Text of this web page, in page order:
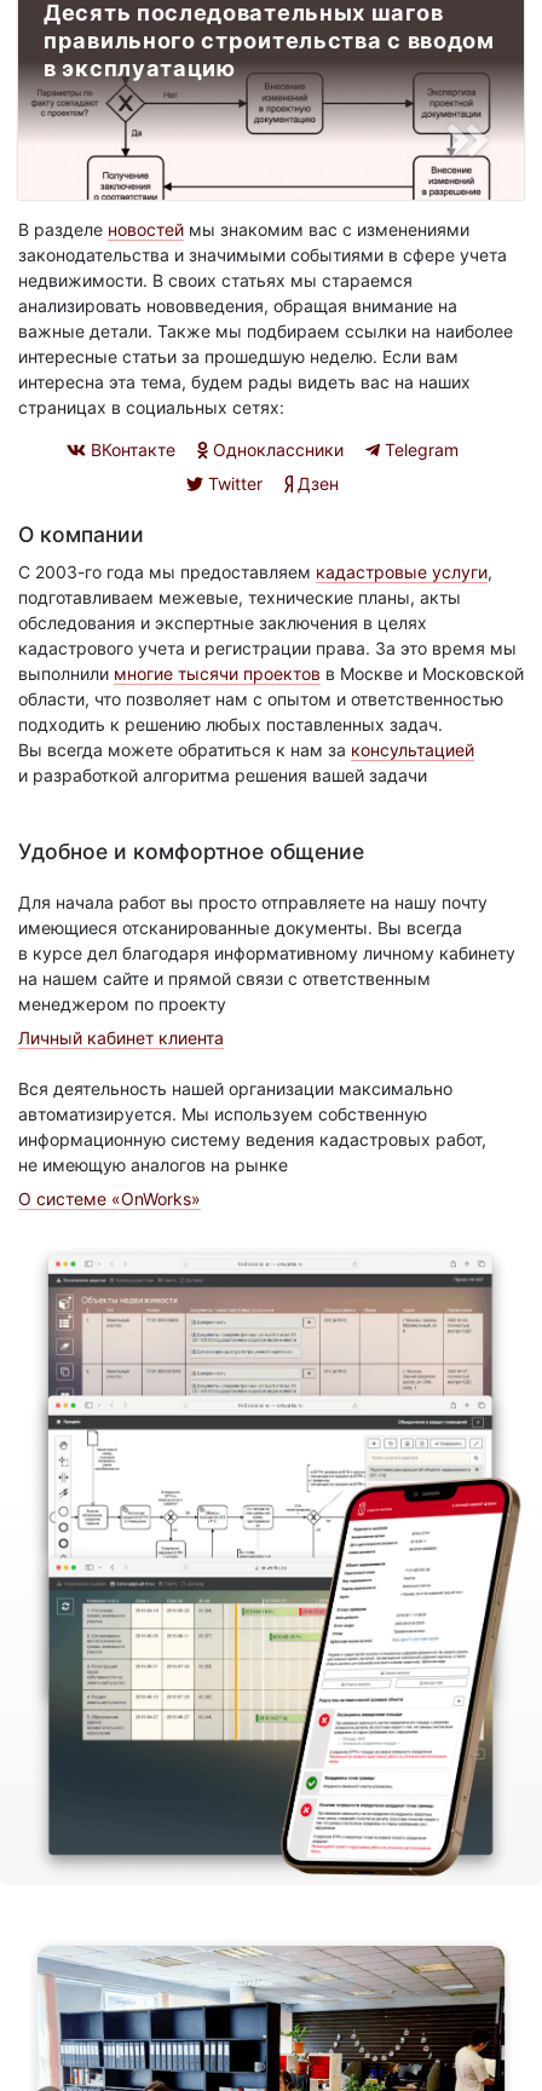
Десять последовательных шагов
правильного строительства с вводом
в эксплуатацию
В разделе новостей мы знакомим вас с изменениями
законодательства и значимыми событиями в сфере учета
недвижимости. В своих статьях мы стараемся
анализировать нововведения, обращая внимание на
важные детали. Также мы подбираем ссылки на наиболее
интересные статьи за прошедшую неделю. Если вам
интересна эта тема, будем рады видеть вас на наших
страницах в социальных сетях:
ВКонтакте Одноклассники
Telegram
Twitter
Дзен
О компании
С 2003-го года мы предоставляем кадастровые услуги,
подготавливаем межевые, технические планы, акты
обследования и экспертные заключения в целях
кадастрового учета и регистрации права. За это время мы
выполнили многие тысячи проектов в Москве и Московской
области, что позволяет нам с опытом и ответственностью
подходить к решению любых поставленных задач.
Вы всегда можете обратиться к нам за консультацией
и разработкой алгоритма решения вашей задачи
Удобное и комфортное общение
Для начала работ вы просто отправляете на нашу почту
имеющиеся отсканированные документы. Вы всегда
в курсе дел благодаря информативному личному кабинету
на нашем сайте и прямой связи с ответственным
менеджером по проекту
Личный кабинет клиента
Вся деятельность нашей организации максимально
автоматизируется. Мы используем собственную
информационную систему ведения кадастровых работ,
не имеющую аналогов на рынке
О системе «OnWorks»